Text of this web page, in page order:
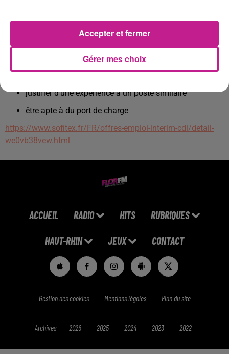
PROFIL RECHERCHÉ
permis B exigé depuis plus de 3 ans
avoir le sens de l'organisation
justifier d'une expérience à un poste similaire
être apte à du port de charge
https://www.sofitex.fr/FR/offres-emploi-interim-cdi/detail-
we0vb38vew.html
ACCUEIL RADIO HITS RUBRIQUES
HAUT-RHIN JEUX CONTACT
Gestion des cookies Mentions légales Plan du site
Archives 2026 2025 2024 2023 2022
Gérer mes choix
Accepter et fermer